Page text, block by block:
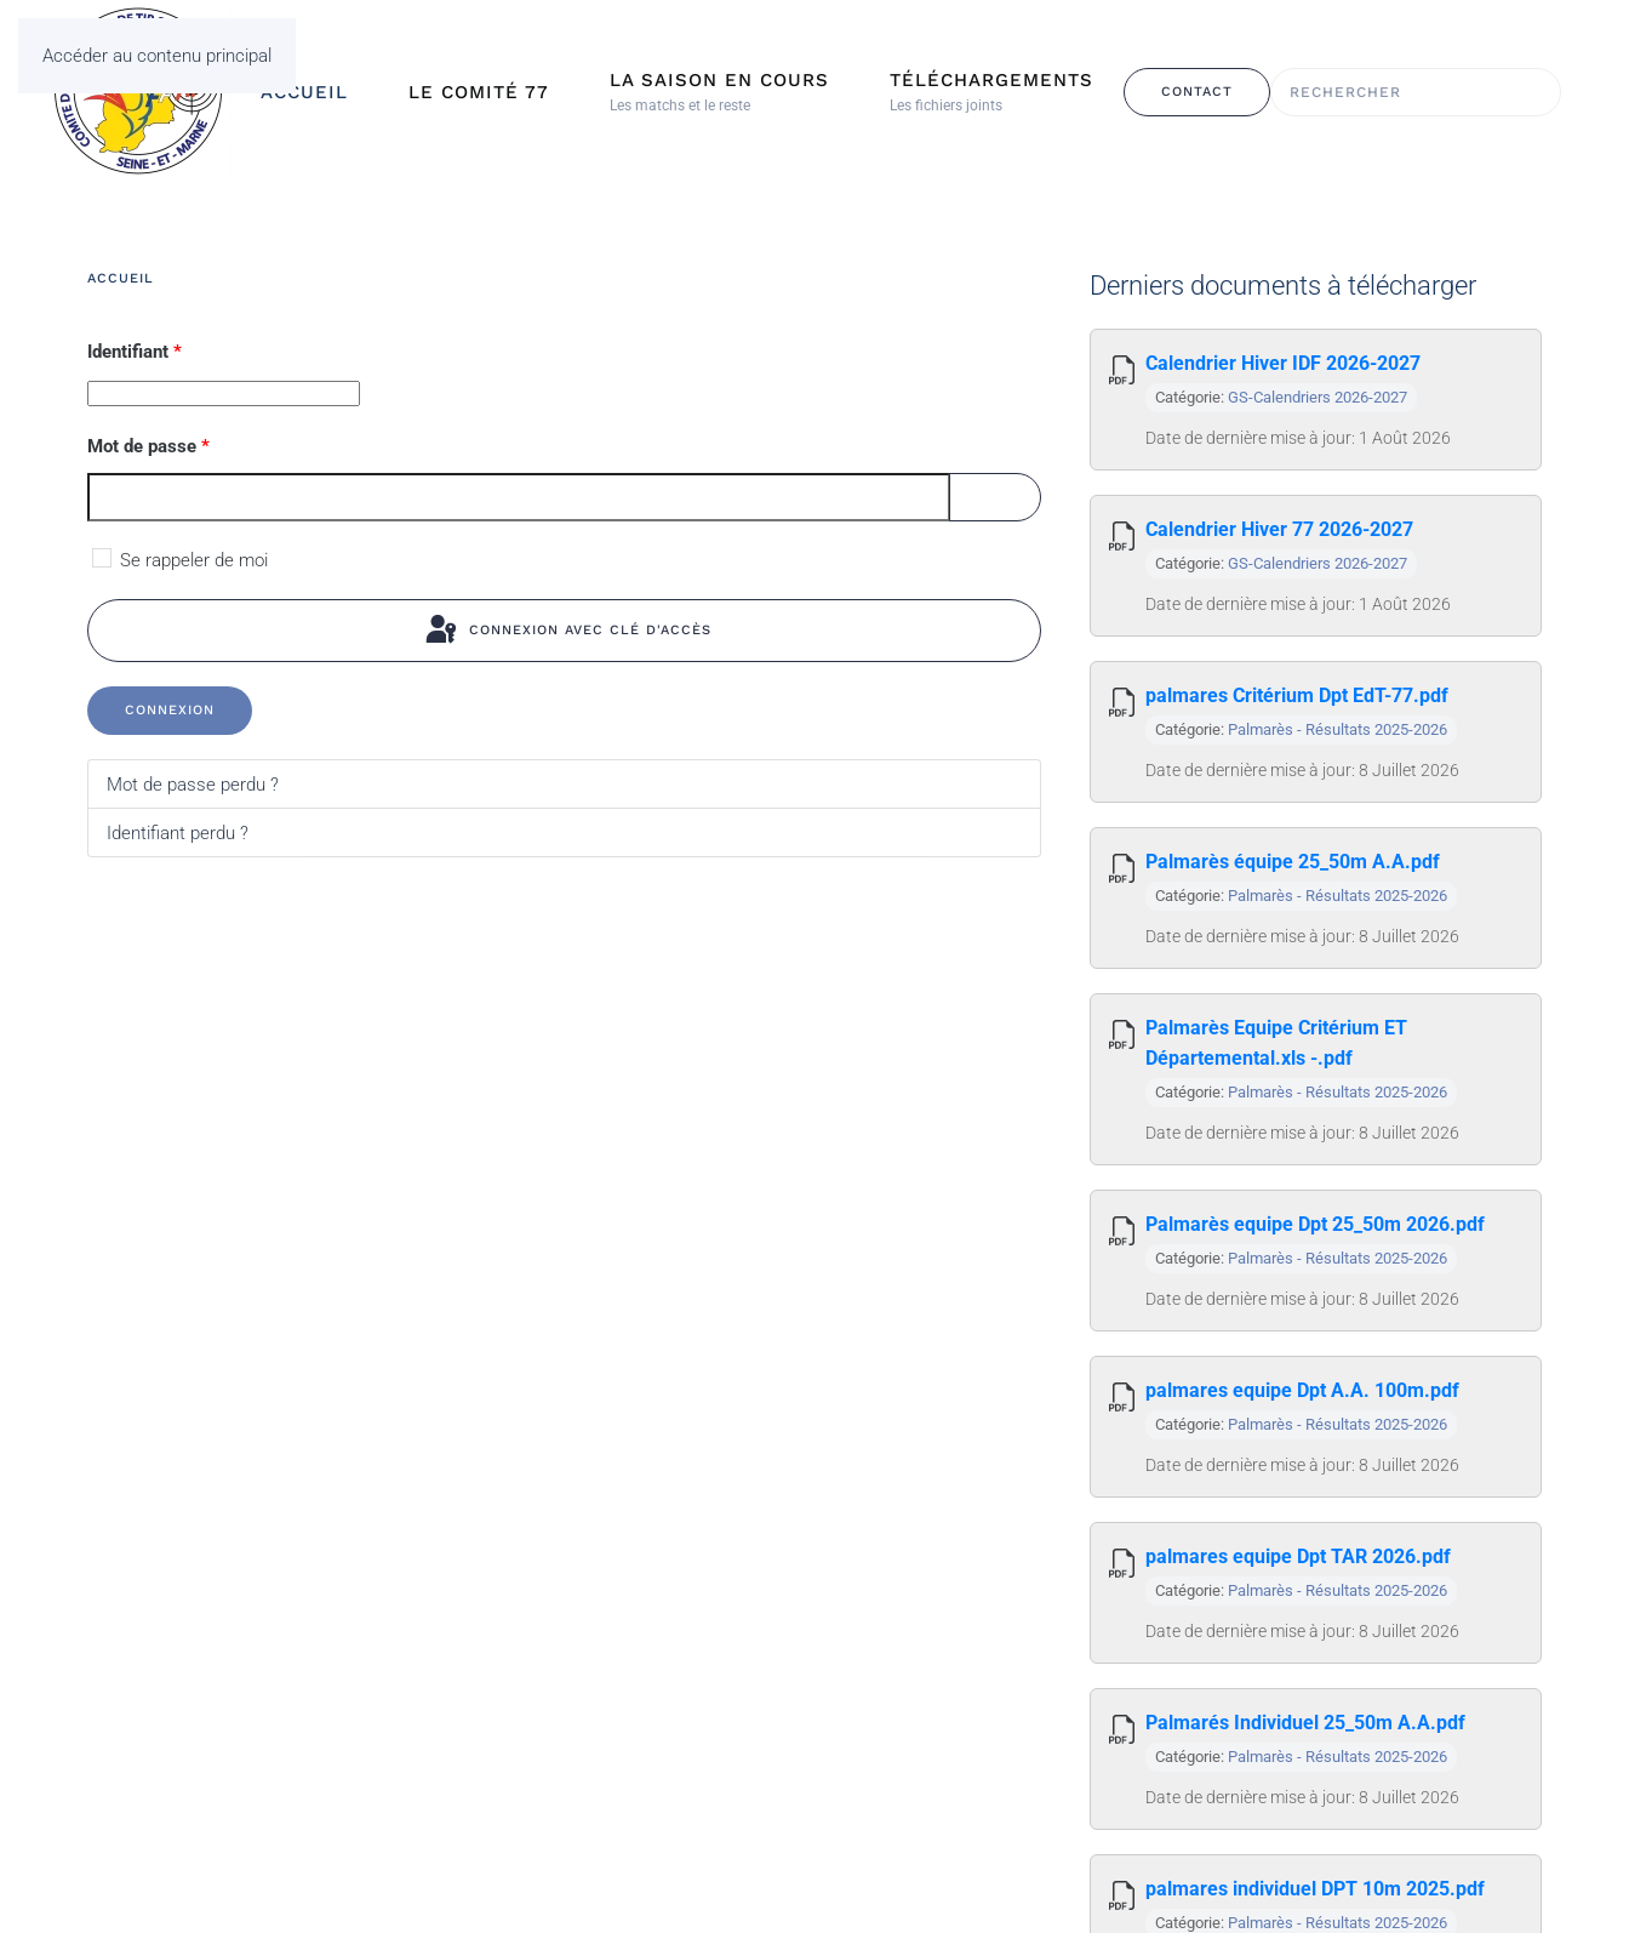
Accéder au contenu principal
ACCUEIL
LE COMITÉ 77
LA SAISON EN COURS
Les matchs et le reste
TÉLÉCHARGEMENTS
Les fichiers joints
CONTACT
ACCUEIL
Identifiant *
Mot de passe *
AFFICHER LE MOT DE PASSE
Se rappeler de moi
CONNEXION AVEC CLÉ D'ACCÈS
CONNEXION
Mot de passe perdu ?
Identifiant perdu ?
Derniers documents à télécharger
Calendrier Hiver IDF 2026-2027
Catégorie: GS-Calendriers 2026-2027
Date de dernière mise à jour: 1 Août 2026
Calendrier Hiver 77 2026-2027
Catégorie: GS-Calendriers 2026-2027
Date de dernière mise à jour: 1 Août 2026
palmares Critérium Dpt EdT-77.pdf
Catégorie: Palmarès - Résultats 2025-2026
Date de dernière mise à jour: 8 Juillet 2026
Palmarès équipe 25_50m A.A.pdf
Catégorie: Palmarès - Résultats 2025-2026
Date de dernière mise à jour: 8 Juillet 2026
Palmarès Equipe Critérium ET
Départemental.xls -.pdf
Catégorie: Palmarès - Résultats 2025-2026
Date de dernière mise à jour: 8 Juillet 2026
Palmarès equipe Dpt 25_50m 2026.pdf
Catégorie: Palmarès - Résultats 2025-2026
Date de dernière mise à jour: 8 Juillet 2026
palmares equipe Dpt A.A. 100m.pdf
Catégorie: Palmarès - Résultats 2025-2026
Date de dernière mise à jour: 8 Juillet 2026
palmares equipe Dpt TAR 2026.pdf
Catégorie: Palmarès - Résultats 2025-2026
Date de dernière mise à jour: 8 Juillet 2026
Palmarés Individuel 25_50m A.A.pdf
Catégorie: Palmarès - Résultats 2025-2026
Date de dernière mise à jour: 8 Juillet 2026
palmares individuel DPT 10m 2025.pdf
Catégorie: Palmarès - Résultats 2025-2026